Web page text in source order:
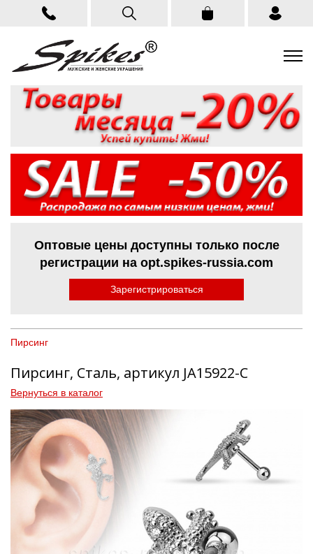
Оптовые цены доступны только после
регистрации на opt.spikes-russia.com
Зарегистрироваться
Пирсинг
Пирсинг, Сталь, артикул JA15922-C
Вернуться в каталог